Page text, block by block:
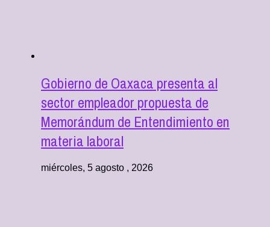
Gobierno de Oaxaca presenta al
sector empleador propuesta de
Memorándum de Entendimiento en
materia laboral
miércoles, 5 agosto , 2026